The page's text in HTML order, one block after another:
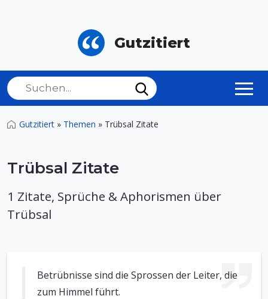
Gutzitiert
Gutzitiert » Themen » Trübsal Zitate
Trübsal Zitate
1 Zitate, Sprüche & Aphorismen über
Trübsal
Betrübnisse sind die Sprossen der Leiter, die
zum Himmel führt.